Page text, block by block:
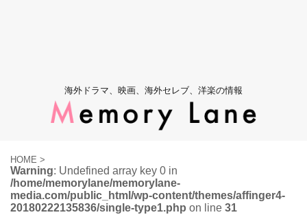
海外ドラマ、映画、海外セレブ、洋楽の情報
HOME >
Warning: Undefined array key 0 in
/home/memorylane/memorylane-
media.com/public_html/wp-content/themes/affinger4-
20180222135836/single-type1.php on line 31